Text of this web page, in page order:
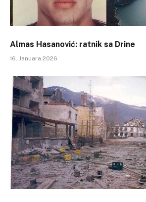
Almas Hasanović: ratnik sa Drine
16. Januara 2026.